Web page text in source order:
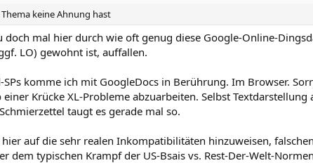
keine Ahnung hast
doch mal hier durch wie oft genug diese Google-Online-
LO) gewohnt ist, auffallen.
komme ich mit GoogleDocs in Berührung. Im Browser.
Krücke XL-Probleme abzuarbeiten. Selbst
taugt es gerade mal so.
auf die sehr realen Inkompatibilitäten hinzuweisen,
dem typischen Krampf der US-Bsais vs. Rest-Der-Welt-